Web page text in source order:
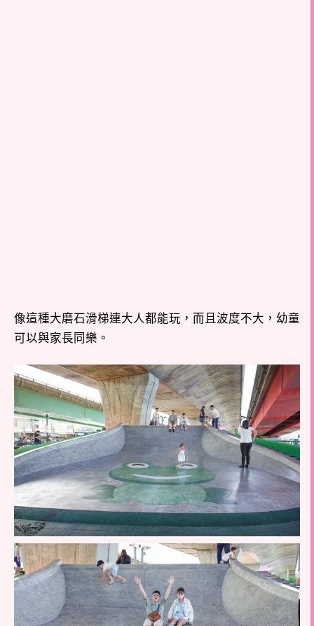
像這種大磨石滑梯連大人都能玩，而且波度不大，幼童
可以與家長同樂。